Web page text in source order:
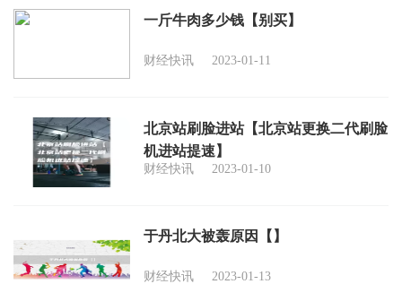
一斤牛肉多少钱【别买】
财经快讯 2023-01-11
北京站刷脸进站【北京站更换二代刷脸
机进站提速】
财经快讯 2023-01-10
于丹北大被轰原因【】
财经快讯 2023-01-13